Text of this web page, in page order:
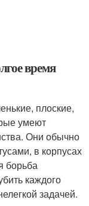
время
плоские,
умеют
Они обычно
в корпусах
борьба
каждого
задачей.